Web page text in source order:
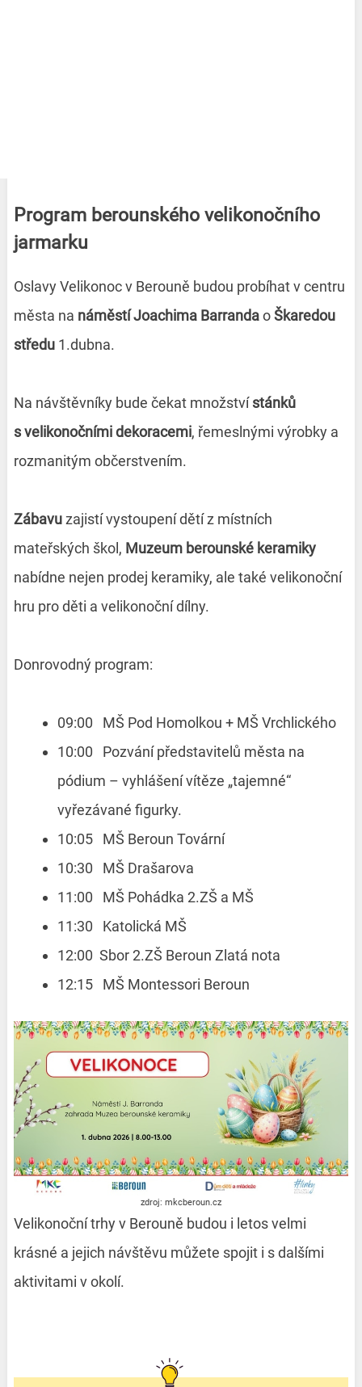
Program berounského velikonočního
jarmarku
Oslavy Velikonoc v Berouně budou probíhat v centru
města na náměstí Joachima BarrandaoŠkaredou
středu1.dubna.
Na návštěvníky bude čekat množstvístánků
s velikonočními dekoracemi, řemeslnými výrobky a
rozmanitým občerstvením.
Zábavuzajistí vystoupení dětí z místních
mateřských škol, Muzeum berounské keramiky
nabídne nejen prodej keramiky, ale také velikonoční
hru pro děti a velikonoční dílny.
Donrovodný program:
09:00 MŠ Pod Homolkou + MŠ Vrchlického
10:00 Pozvání představitelů města na
pódium – vyhlášení vítěze „tajemné“
vyřezávané figurky.
10:05 MŠ Beroun Tovární
10:30 MŠ Drašarova
11:00 MŠ Pohádka 2.ZŠ a MŠ
11:30 Katolická MŠ
12:00 Sbor 2.ZŠ Beroun Zlatá nota
12:15 MŠ Montessori Beroun
zdroj: mkcberoun.cz
Velikonoční trhy v Berouně budou i letos velmi
krásné a jejich návštěvu můžete spojit i s dalšími
aktivitami v okolí.